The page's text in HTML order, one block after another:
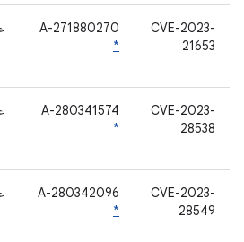
CVE-2023-
21653
A-271880270
*
CVE-2023-
28538
A-280341574
*
CVE-2023-
28549
A-280342096
*